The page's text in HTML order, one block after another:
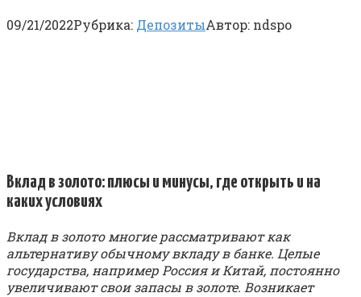
09/21/2022Рубрика: ДепозитыАвтор: ndspo
Вклад в золото: плюсы и минусы, где открыть и на
каких условиях
Вклад в золото многие рассматривают как
альтернативу обычному вкладу в банке. Целые
государства, например Россия и Китай, постоянно
увеличивают свои запасы в золоте. Возникает